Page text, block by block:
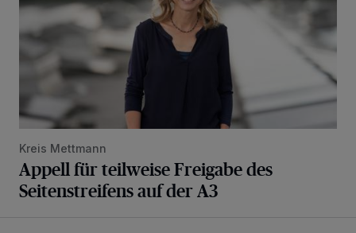
Kreis Mettmann
Appell für teilweise Freigabe des
Seitenstreifens auf der A3